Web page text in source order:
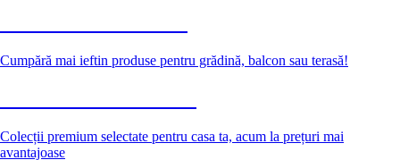
Cumpără mai ieftin produse pentru grădină, balcon sau terasă!
Colecții premium selectate pentru casa ta, acum la prețuri mai
avantajoase